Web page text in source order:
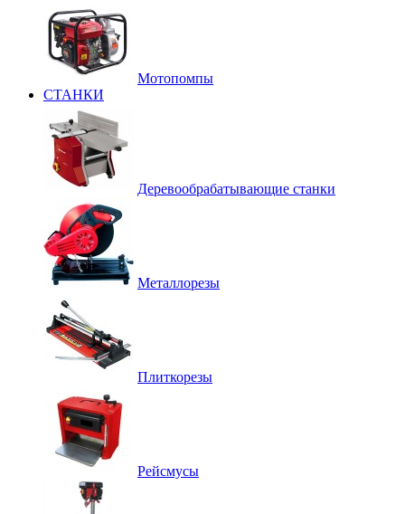
Мотопомпы
СТАНКИ
Деревообрабатывающие станки
Металлорезы
Плиткорезы
Рейсмусы